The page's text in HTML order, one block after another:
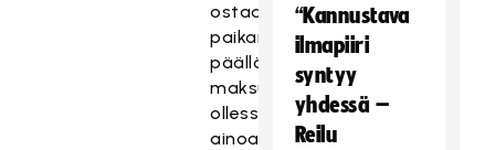
ostaa
paikan
päällä,
maksutavan
ollessa
ainoastaan
“Kannustava
ilmapiiri
syntyy
yhdessä –
Reilu